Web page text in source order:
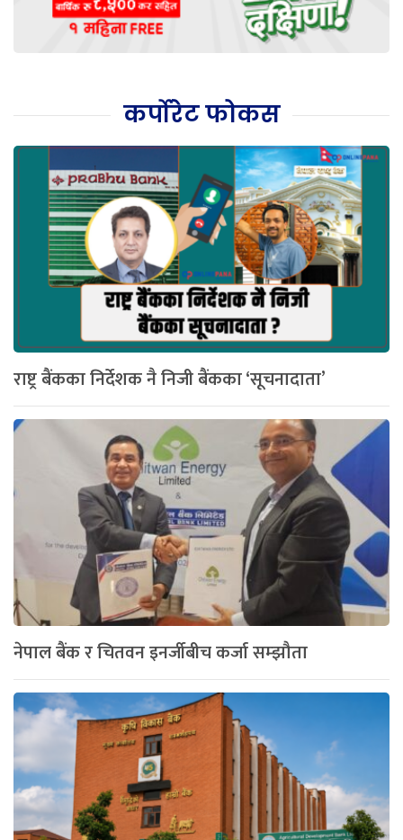
कर्पोरेट फोकस
राष्ट्र बैंकका निर्देशक नै निजी बैंकका ‘सूचनादाता’
नेपाल बैंक र चितवन इनर्जीबीच कर्जा सम्झौता